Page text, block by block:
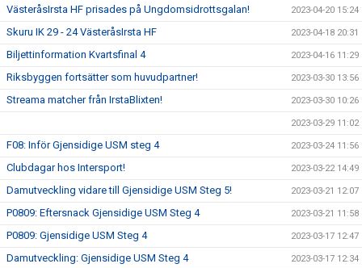
VästeråsIrsta HF prisades på Ungdomsidrottsgalan! 2023-04-20 15:24
Skuru IK 29 - 24 VästeråsIrsta HF 2023-04-18 20:31
Biljettinformation Kvartsfinal 4 2023-04-16 11:29
Riksbyggen fortsätter som huvudpartner! 2023-03-30 13:56
Streama matcher från IrstaBlixten! 2023-03-30 10:26
2023-03-29 11:02
F08: Inför Gjensidige USM steg 4 2023-03-24 11:56
Clubdagar hos Intersport! 2023-03-22 14:49
Damutveckling vidare till Gjensidige USM Steg 5! 2023-03-21 12:07
P0809: Eftersnack Gjensidige USM Steg 4 2023-03-21 11:58
P0809: Gjensidige USM Steg 4 2023-03-17 12:47
Damutveckling: Gjensidige USM Steg 4 2023-03-17 12:34